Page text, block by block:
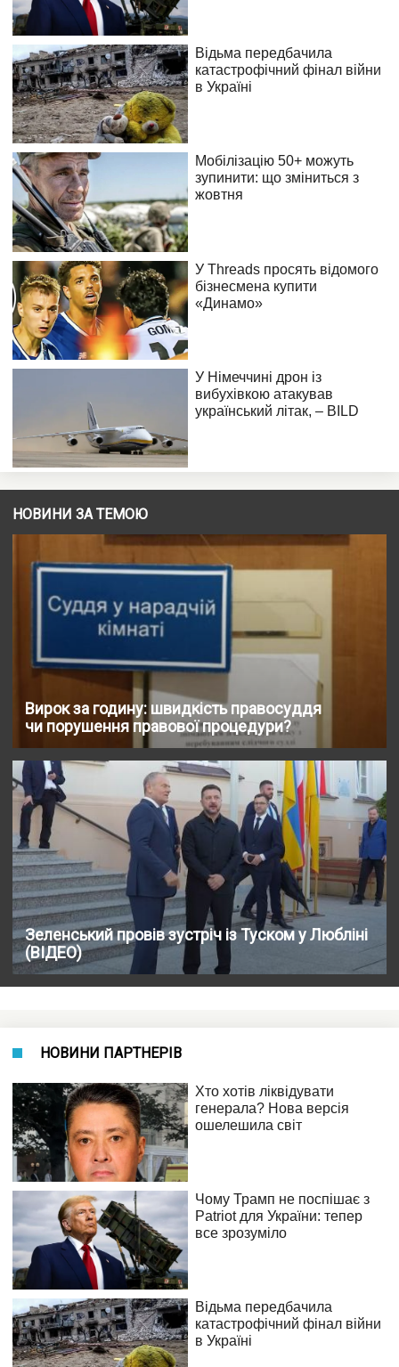
НОВИНИ ЗА ТЕМОЮ
Вирок за годину: швидкість правосуддя
чи порушення правової процедури?
Зеленський провів зустріч із Туском у Любліні
(ВІДЕО)
НОВИНИ ПАРТНЕРІВ